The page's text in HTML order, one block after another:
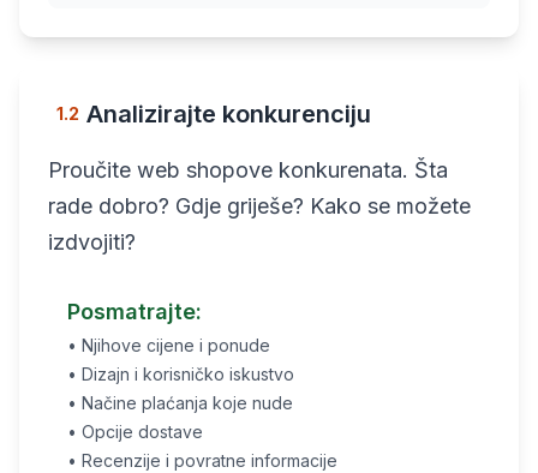
1.2 Analizirajte konkurenciju
Proučite web shopove konkurenata. Šta
rade dobro? Gdje griješe? Kako se možete
izdvojiti?
Posmatrajte:
• Njihove cijene i ponude
• Dizajn i korisničko iskustvo
• Načine plaćanja koje nude
• Opcije dostave
• Recenzije i povratne informacije